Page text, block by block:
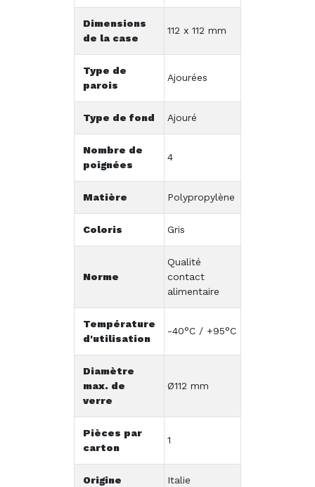
Dimensions
de la case
112 x 112 mm
Type de
parois
Ajourées
Type de fond Ajouré
Nombre de
poignées
4
Matière Polypropylène
Coloris Gris
Norme
Qualité
contact
alimentaire
Température
d'utilisation
-40°C / +95°C
Diamètre
max. de
verre
Ø112 mm
Pièces par
carton
1
Origine Italie